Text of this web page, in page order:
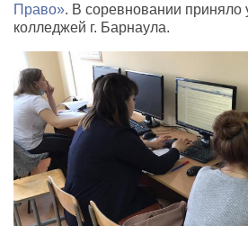
Право». В соревновании приняло
колледжей г. Барнаула.